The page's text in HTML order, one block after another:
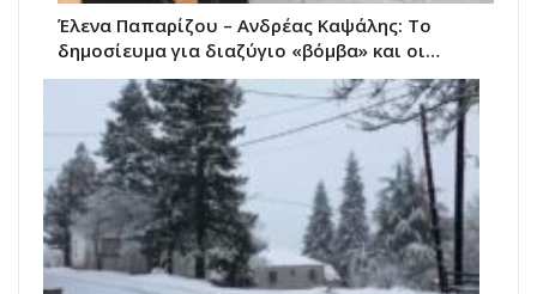
Έλενα Παπαρίζου – Ανδρέας Καψάλης: Το
δημοσίευμα για διαζύγιο «βόμβα» και οι…